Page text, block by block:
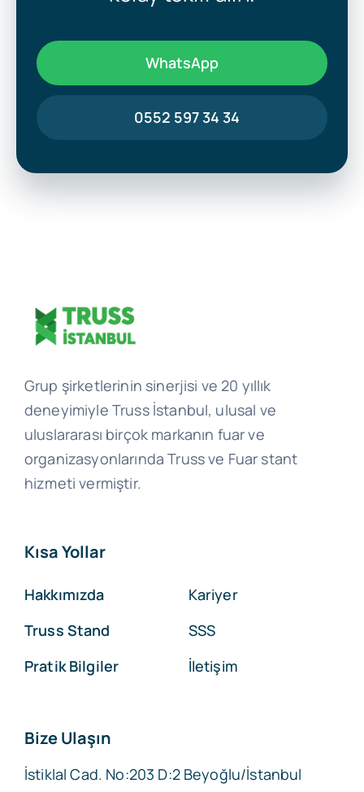
WhatsApp
0552 597 34 34
Grup şirketlerinin sinerjisi ve 20 yıllık
deneyimiyle Truss İstanbul, ulusal ve
uluslararası birçok markanın fuar ve
organizasyonlarında Truss ve Fuar stant
hizmeti vermiştir.
Kısa Yollar
Hakkımızda
Truss Stand
Pratik Bilgiler
Kariyer
SSS
İletişim
Bize Ulaşın
İstiklal Cad. No:203 D:2 Beyoğlu/İstanbul